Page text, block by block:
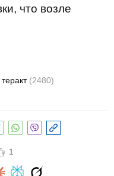
что возле
теракт (2480)
1